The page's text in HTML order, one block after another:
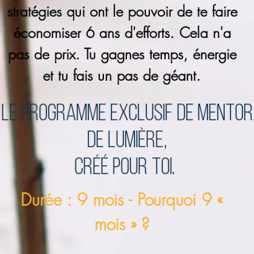
stratégies qui ont le pouvoir de te faire
économiser 6 ans d'efforts. Cela n'a
pas de prix. Tu gagnes temps, énergie
et tu fais un pas de géant.
Le programme exclusif de Mentor
de Lumière,
créé pour toi.
Durée : 9 mois - Pourquoi 9 «
mois » ?